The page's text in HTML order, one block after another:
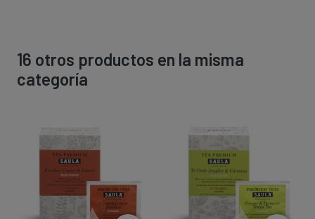
16 otros productos en la misma
categoría